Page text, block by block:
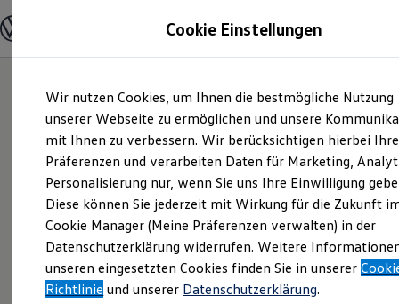
Hauptinhalt
springen
Footer
springen
Modelle und Konfigurator
Modelle vergleichen
Elektroautos
ENERGY Sondermodelle
Nutzfahrzeuge
SUV und CUV
Familienautos
Kombis
Kompaktwagen
Sportwagen
Schnell verfügbare Fahrzeuge
Angebote und Produkte
Aktuelle Angebote
E-Auto-Förderung
Volkswagen Marktplatz
Cookie Einstellungen
Wir nutzen Cookies, um Ihnen die bestmögliche Nutzung
unserer Webseite zu ermöglichen und unsere
mit Ihnen zu verbessern. Wir berücksichtigen hierbei Ihre
Präferenzen und verarbeiten Daten für Marketing,
Personalisierung nur, wenn Sie uns Ihre Einwilligung
Diese können Sie jederzeit mit Wirkung für die Zukunft
Cookie Manager (Meine Präferenzen verwalten) in der
Datenschutzerklärung widerrufen. Weitere
unseren eingesetzten Cookies finden Sie in unserer
Richtlinie und unserer Datenschutzerklärung.